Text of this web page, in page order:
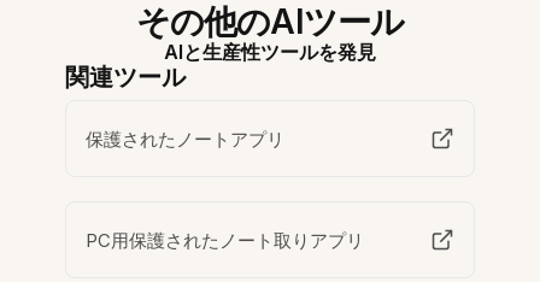
その他のAIツール
AIと生産性ツールを発見
関連ツール
保護されたノートアプリ
PC用保護されたノート取りアプリ